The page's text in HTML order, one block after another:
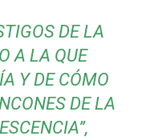
DE LA
A LA QUE
Y DE CÓMO
DE LA